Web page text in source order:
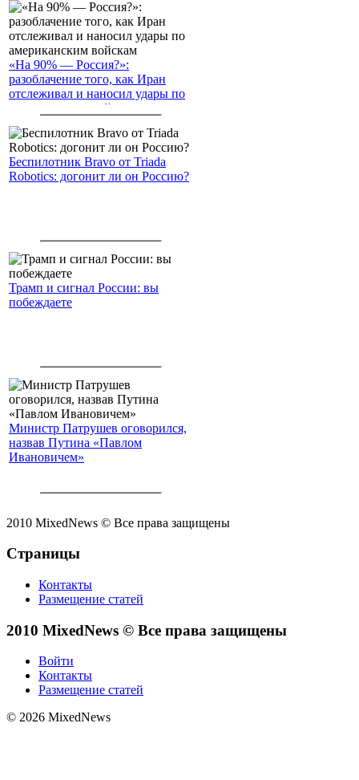
«На 90% — Россия?»:
разоблачение того, как Иран
отслеживал и наносил удары по
американским войскам
Беспилотник Bravo от Triada
Robotics: догонит ли он Россию?
Трамп и сигнал России: вы
побеждаете
Министр Патрушев оговорился,
назвав Путина «Павлом
Ивановичем»
2010 MixedNews © Все права защищены
Страницы
Контакты
Размещение статей
2010 MixedNews © Все права защищены
Войти
Контакты
Размещение статей
© 2026 MixedNews